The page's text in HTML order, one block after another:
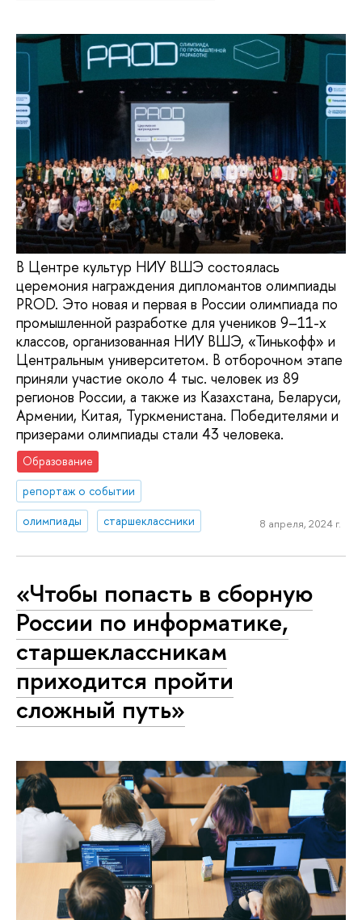
В Центре культур НИУ ВШЭ состоялась
церемония награждения дипломантов олимпиады
PROD. Это новая и первая в России олимпиада по
промышленной разработке для учеников 9–11-х
классов, организованная НИУ ВШЭ, «Тинькофф» и
Центральным университетом. В отборочном этапе
приняли участие около 4 тыс. человек из 89
регионов России, а также из Казахстана, Беларуси,
Армении, Китая, Туркменистана. Победителями и
призерами олимпиады стали 43 человека.
Образование
репортаж о событии
олимпиады
старшеклассники 8 апреля, 2024 г.
«Чтобы попасть в сборную
России по информатике,
старшеклассникам
приходится пройти
сложный путь»